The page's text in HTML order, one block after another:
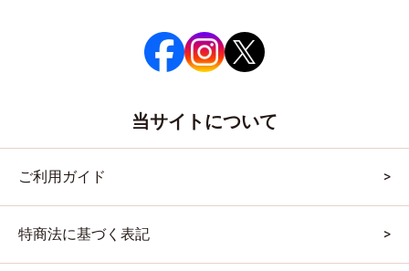
当サイトについて
ご利用ガイド
特商法に基づく表記